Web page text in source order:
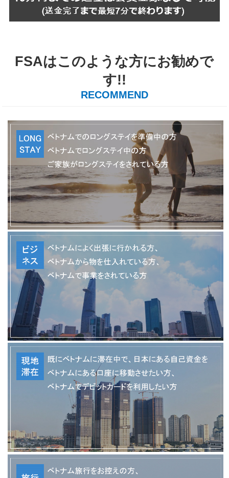
FSAはこのような方にお勧めで
す!!
RECOMMEND